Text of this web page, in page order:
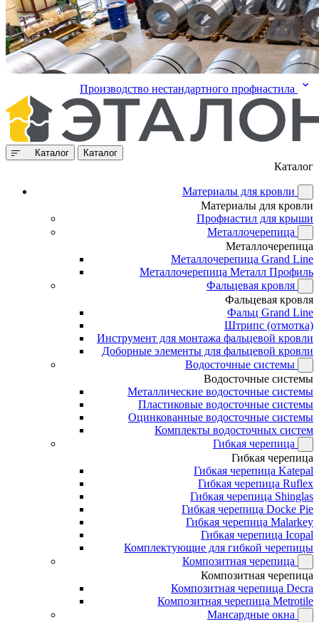
Производство нестандартного профнастила
Каталог Каталог
Каталог
Материалы для кровли
Материалы для кровли
Профнастил для крыши
Металлочерепица
Металлочерепица
Металлочерепица Grand Line
Металлочерепица Металл Профиль
Фальцевая кровля
Фальцевая кровля
Фальц Grand Line
Штрипс (отмотка)
Инструмент для монтажа фальцевой кровли
Доборные элементы для фальцевой кровли
Водосточные системы
Водосточные системы
Металлические водосточные системы
Пластиковые водосточные системы
Оцинкованные водосточные системы
Комплекты водосточных систем
Гибкая черепица
Гибкая черепица
Гибкая черепица Katepal
Гибкая черепица Ruflex
Гибкая черепица Shinglas
Гибкая черепица Docke Pie
Гибкая черепица Malarkey
Гибкая черепица Icopal
Комплектующие для гибкой черепицы
Композитная черепица
Композитная черепица
Композитная черепица Decra
Композитная черепица Metrotile
Мансардные окна